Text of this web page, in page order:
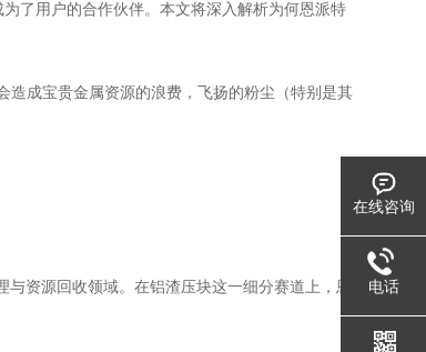
了用户的合作伙伴。本文将深入解析为何恩派特
造成宝贵金属资源的浪费，飞扬的粉尘（特别是其
资源回收领域。在铝渣压块这一细分赛道上，恩
在线咨询
电话